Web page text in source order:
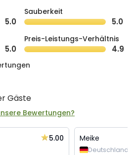
5.0
Sauberkeit
5.0
5.0
Preis-Leistungs-Verhältnis
4.9
Gäste
Bewertungen?
5.00 Meike
Deutschland